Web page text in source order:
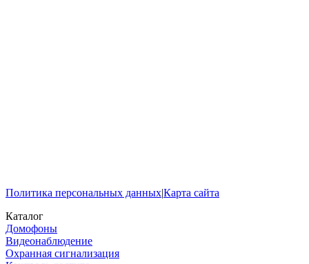
Политика персональных данных|Карта сайта
Каталог
Домофоны
Видеонаблюдение
Охранная сигнализация